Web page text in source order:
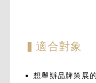
▍適合對象
想舉辦品牌策展